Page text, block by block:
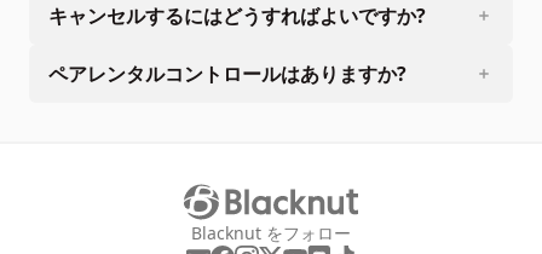
キャンセルするにはどうすればよいですか?
ペアレンタルコントロールはありますか?
Blacknut をフォロー